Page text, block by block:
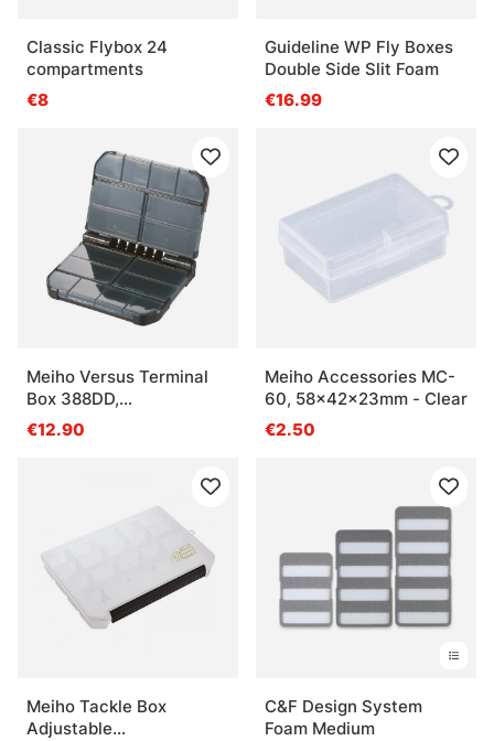
Classic Flybox 24
compartments
€8
Guideline WP Fly Boxes
Double Side Slit Foam
€16.99
Meiho Versus Terminal
Box 388DD,
122x97x34mm - Black
€12.90
Meiho Accessories MC-
60, 58x42x23mm - Clear
€2.50
Meiho Tackle Box
Adjustable
C&F Design System
Foam Medium